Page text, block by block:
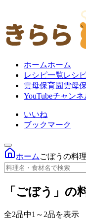
ホームホーム
レシピ一覧レシ
雲母保育園 雲母
YouTubeチャンネ
いいね
ブックマーク
ホーム ごぼうの料
「ごぼう」の
全2品中1～2品を表示